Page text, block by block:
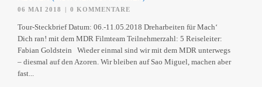
06 MAI 2018 | 0 KOMMENTARE
Tour-Steckbrief Datum: 06.-11.05.2018 Dreharbeiten für Mach‘
Dich ran! mit dem MDR Filmteam Teilnehmerzahl: 5 Reiseleiter:
Fabian Goldstein Wieder einmal sind wir mit dem MDR unterwegs
– diesmal auf den Azoren. Wir bleiben auf Sao Miguel, machen aber
fast...